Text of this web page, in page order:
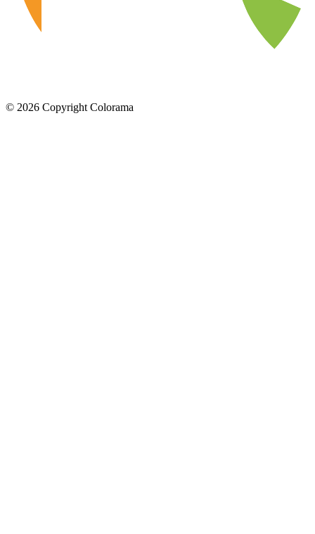
© 2026 Copyright Colorama